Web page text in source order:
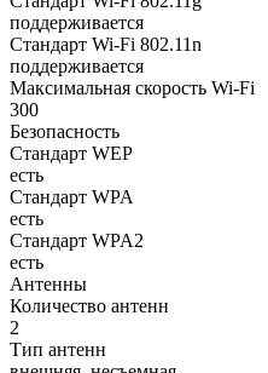
поддерживается
Стандарт Wi-Fi 802.11n
поддерживается
Максимальная скорость Wi-Fi
300
Безопасность
Стандарт WEP
есть
Стандарт WPA
есть
Стандарт WPA2
есть
Антенны
Количество антенн
2
Тип антенн